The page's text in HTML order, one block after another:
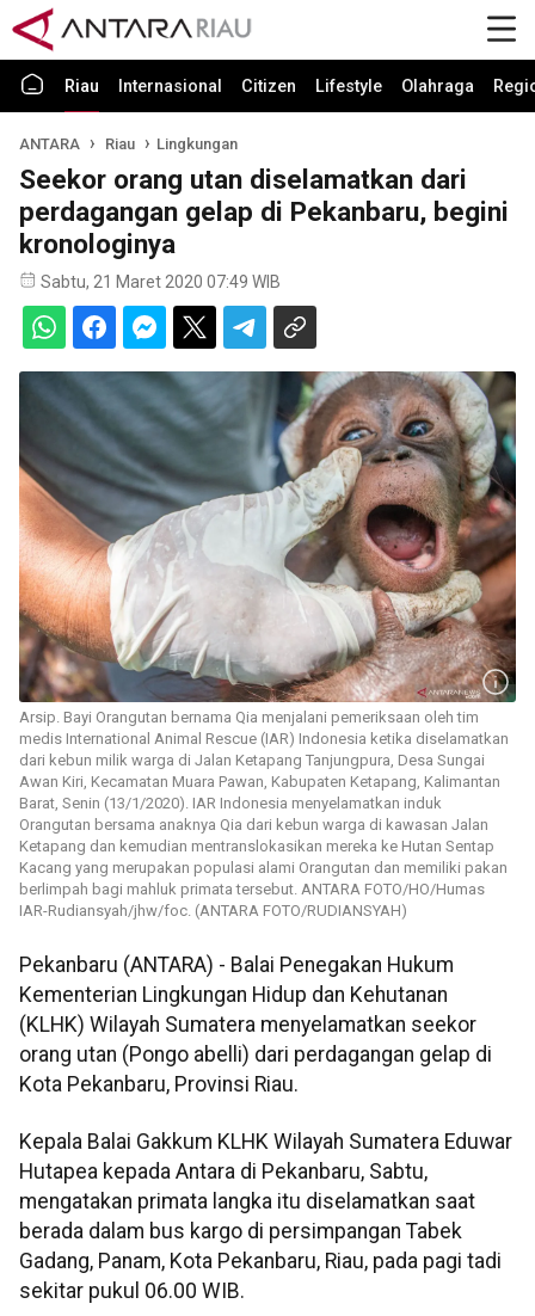
Riau Internasional Citizen Lifestyle Olahraga
ANTARA Riau Lingkungan
Seekor orang utan diselamatkan dari
perdagangan gelap di Pekanbaru, begini
kronologinya
Sabtu, 21 Maret 2020 07:49 WIB
Arsip. Bayi Orangutan bernama Qia menjalani pemeriksaan oleh tim
medis International Animal Rescue (IAR) Indonesia ketika diselamatkan
dari kebun milik warga di Jalan Ketapang Tanjungpura, Desa Sungai
Awan Kiri, Kecamatan Muara Pawan, Kabupaten Ketapang, Kalimantan
Barat, Senin (13/1/2020). IAR Indonesia menyelamatkan induk
Orangutan bersama anaknya Qia dari kebun warga di kawasan Jalan
Ketapang dan kemudian mentranslokasikan mereka ke Hutan Sentap
Kacang yang merupakan populasi alami Orangutan dan memiliki pakan
berlimpah bagi mahluk primata tersebut. ANTARA FOTO/HO/Humas
IAR-Rudiansyah/jhw/foc. (ANTARA FOTO/RUDIANSYAH)
Pekanbaru (ANTARA) - Balai Penegakan Hukum
Kementerian Lingkungan Hidup dan Kehutanan
(KLHK) Wilayah Sumatera menyelamatkan seekor
orang utan (Pongo abelli) dari perdagangan gelap di
Kota Pekanbaru, Provinsi Riau.
Kepala Balai Gakkum KLHK Wilayah Sumatera Eduwar
Hutapea kepada Antara di Pekanbaru, Sabtu,
mengatakan primata langka itu diselamatkan saat
berada dalam bus kargo di persimpangan Tabek
Gadang, Panam, Kota Pekanbaru, Riau, pada pagi tadi
sekitar pukul 06.00 WIB.